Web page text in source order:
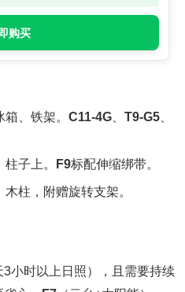
购买
、铁架。 C11-4G T9-G5
子上。 F9标配伸缩绑带。
木柱，附赠旋转支架。
小时以上日照），且需要持续